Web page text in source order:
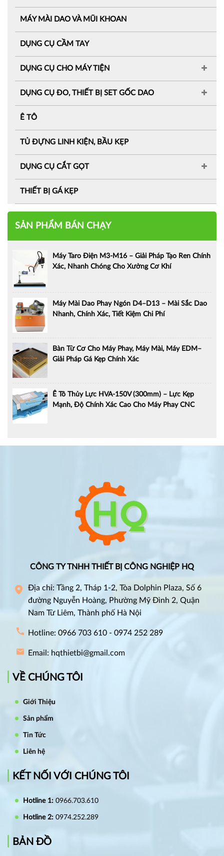
MÁY MÀI DAO VÀ MŨI KHOAN
DỤNG CỤ CẦM TAY
DỤNG CỤ CHO MÁY TIỆN
DỤNG CỤ ĐO, THIẾT BỊ SET GỐC DAO
Ê TÔ
TỦ ĐỰNG LINH KIỆN, BẦU KẸP
DỤNG CỤ CẮT GỌT
THIẾT BỊ GÁ KẸP
SẢN PHẨM BÁN CHẠY
Máy Taro Điện M3-M16 – Giải Pháp Tạo Ren Chính
Xác, Nhanh Chóng Cho Xưởng Cơ Khí
Máy Mài Dao Phay Ngón D4–D13 – Mài Sắc Dao
Nhanh, Chính Xác, Tiết Kiệm Chi Phí
Bàn Từ Cơ Cho Máy Phay, Máy Mài, Máy EDM–
Giải Pháp Gá Kẹp Chính Xác
Ê Tô Thủy Lực HVA-150V (300mm) – Lực Kẹp
Mạnh, Độ Chính Xác Cao Cho Máy Phay CNC
CÔNG TY TNHH THIẾT BỊ CÔNG NGHIỆP HQ
Địa chỉ: Tầng 2, Tháp 1-2, Tòa Dolphin Plaza, Số 6
đường Nguyễn Hoàng, Phường Mỹ Đình 2, Quận
Nam Từ Liêm, Thành phố Hà Nội
Hotline: 0966 703 610 - 0974 252 289
Email: hqthietbi@gmail.com
VỀ CHÚNG TÔI
Giới Thiệu
Sản phẩm
Tin Tức
Liên hệ
KẾT NỐI VỚI CHÚNG TÔI
Hotline 1: 0966.703.610
Hotline 2: 0974.252.289
BẢN ĐỒ